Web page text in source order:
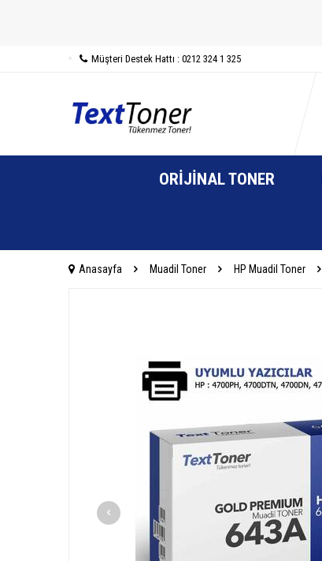
Müşteri Destek Hattı : 0212 324 1 325
ORIJINAL TONER
Anasayfa Muadil Toner HP Muadil Toner